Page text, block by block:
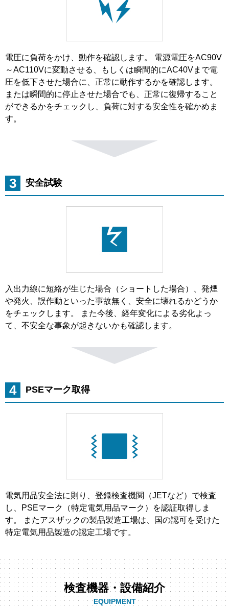
電圧に負荷をかけ、動作を確認します。 電源電圧をAC90V
～AC110Vに変動させる、もしくは瞬間的にAC40Vまで電
圧を低下させた場合に、正常に動作するかを確認します。
または瞬間的に停止させた場合でも、正常に復帰すること
ができるかをチェックし、負荷に対する安全性を確かめま
す。
3 安全試験
入出力線に短絡が生じた場合（ショートした場合）、発煙
や発火、誤作動といった事故無く、安全に壊れるかどうか
をチェックします。 また今後、経年変化による劣化よっ
て、不安全な事象が起きないかも確認します。
4 PSEマーク取得
電気用品安全法に則り、登録検査機関（JETなど）で検査
し、PSEマーク（特定電気用品マーク）を認証取得しま
す。 またアスザックの製品製造工場は、国の認可を受けた
特定電気用品製造の認定工場です。
検査機器・設備紹介
EQUIPMENT